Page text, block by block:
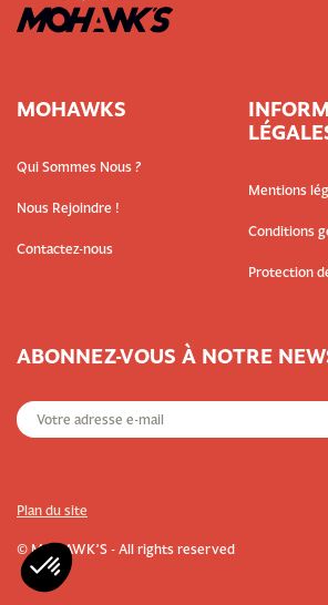
MOHAWKS
Qui Sommes Nous ?
Nous Rejoindre !
Contactez-nous
Mentions
Conditions
Protection
ABONNEZ-VOUS À NOTRE
© MOHAWK’S - All rights reserved
Plan du site